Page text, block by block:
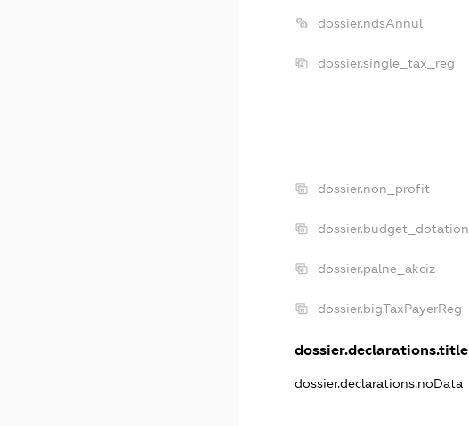
dossier.ndsAnnul
dossier.single_tax_reg
dossier.non_profit
dossier.budget_dotation
dossier.palne_akciz
dossier.bigTaxPayerReg
dossier.declarations.title
dossier.declarations.noData